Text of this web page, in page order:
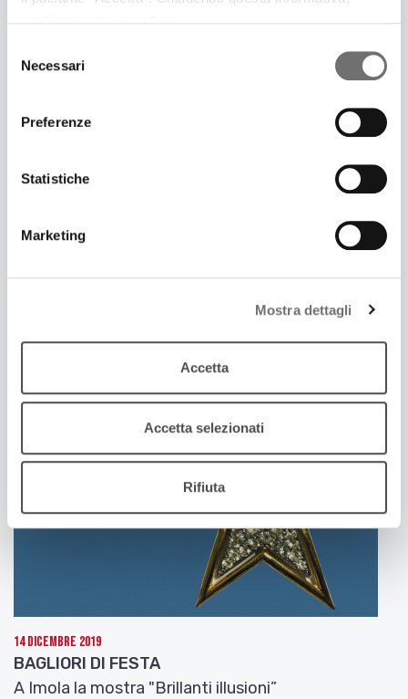
delNecessari
Preferenze
Statistiche
Marketing
Mostra dettagli
Accetta
Accetta selezionati
Rifiuta
patrimonio
Il calendario 2020 dell’IBC
14 Dicembre 2019
BAGLIORI DI FESTA
A Imola la mostra "Brillanti illusioni”